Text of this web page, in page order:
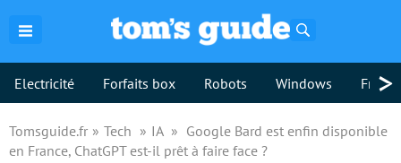
Electricité Forfaits box Robots Windows >
Tomsguide.fr Tech IA
Google Bard est enfin disponible
en France, ChatGPT est-il prêt à faire face ?